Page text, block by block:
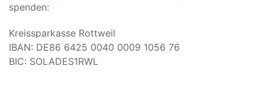
spenden:
Kreissparkasse Rottweil
IBAN: DE86 6425 0040 0009 1056 76
BIC: SOLADES1RWL